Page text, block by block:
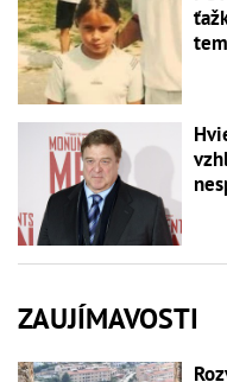
ZAUJÍMAVOSTI